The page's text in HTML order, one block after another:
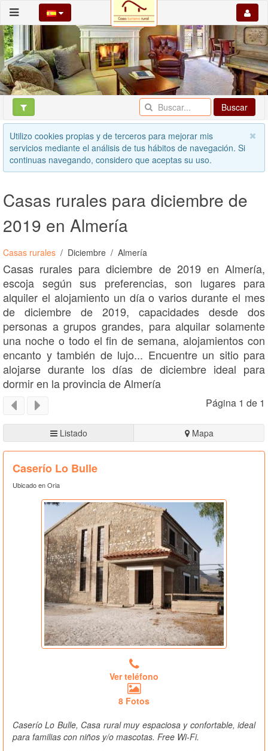
Buscar
Utilizo cookies propias y de terceros para mejorar mis
servicios mediante el análisis de tus hábitos de navegación. Si
continuas navegando, considero que aceptas su uso.
Casas rurales para diciembre de
2019 en Almería
Casas rurales Diciembre Almería
Casas rurales para diciembre de 2019 en Almería,
escoja según sus preferencias, son lugares para
alquiler el alojamiento un día o varios durante el mes
de diciembre de 2019, capacidades desde dos
personas a grupos grandes, para alquilar solamente
una noche o todo el fin de semana, alojamientos con
encanto y también de lujo... Encuentre un sitio para
alojarse durante los días de diciembre ideal para
dormir en la provincia de Almería
Página 1 de 1
Listado Mapa
Caserío Lo Bulle
Ubicado en Oria
Ver teléfono
8 Fotos
Caserío Lo Bulle, Casa rural muy espaciosa y confortable, ideal
para familias con niños y/o mascotas. Free Wi-Fi.